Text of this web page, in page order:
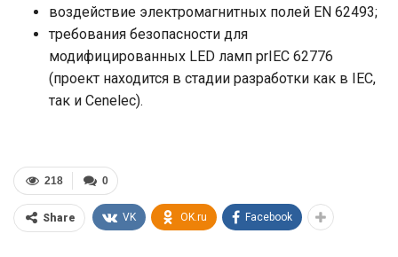
воздействие электромагнитных полей EN 62493;
требования безопасности для
модифицированных LED ламп prIEC 62776
(проект находится в стадии разработки как в IEC,
так и Cenelec).
0
218
Share VK OK.ru Facebook